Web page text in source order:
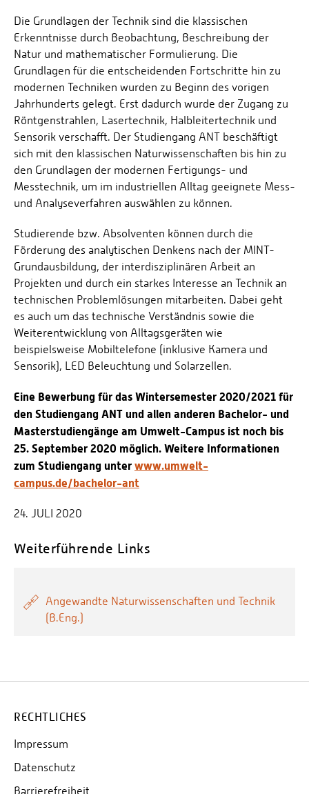
Die Grundlagen der Technik sind die klassischen
Erkenntnisse durch Beobachtung, Beschreibung der
Natur und mathematischer Formulierung. Die
Grundlagen für die entscheidenden Fortschritte hin zu
modernen Techniken wurden zu Beginn des vorigen
Jahrhunderts gelegt. Erst dadurch wurde der Zugang zu
Röntgenstrahlen, Lasertechnik, Halbleitertechnik und
Sensorik verschafft. Der Studiengang ANT beschäftigt
sich mit den klassischen Naturwissenschaften bis hin zu
den Grundlagen der modernen Fertigungs- und
Messtechnik, um im industriellen Alltag geeignete Mess-
und Analyseverfahren auswählen zu können.
Studierende bzw. Absolventen können durch die
Förderung des analytischen Denkens nach der MINT-
Grundausbildung, der interdisziplinären Arbeit an
Projekten und durch ein starkes Interesse an Technik an
technischen Problemlösungen mitarbeiten. Dabei geht
es auch um das technische Verständnis sowie die
Weiterentwicklung von Alltagsgeräten wie
beispielsweise Mobiltelefone (inklusive Kamera und
Sensorik), LED Beleuchtung und Solarzellen.
Eine Bewerbung für das Wintersemester 2020/2021 für
den Studiengang ANT und allen anderen Bachelor- und
Masterstudiengänge am Umwelt-Campus ist noch bis
25. September 2020 möglich. Weitere Informationen
zum Studiengang unter www.umwelt-
campus.de/bachelor-ant
24. JULI 2020
Weiterführende Links
Angewandte Naturwissenschaften und Technik
(B.Eng.)
RECHTLICHES
Impressum
Datenschutz
Barrierefreiheit